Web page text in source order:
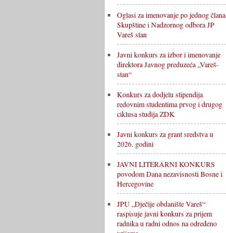
Oglasi za imenovanje po jednog člana
Skupštine i Nadzornog odbora JP
Vareš stan
Javni konkurs za izbor i imenovanje
direktora Javnog preduzeća „Vareš-
stan“
Konkurs za dodjelu stipendija
redovnim studentima prvog i drugog
ciklusa studija ZDK
Javni konkurs za grant sredstva u
2026. godini
JAVNI LITERARNI KONKURS
povodom Dana nezavisnosti Bosne i
Hercegovine
JPU „Dječije obdanište Vareš“
raspisuje javni konkurs za prijem
radnika u radni odnos na određeno